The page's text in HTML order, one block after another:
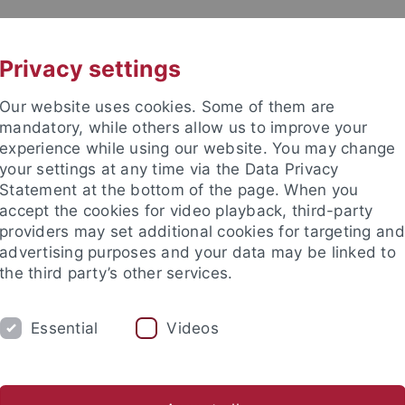
STUDIUM FORSCHUNG
Regelungen für Hausarbeiten und sonstige
Privacy settings
Our website uses cookies. Some of them are
mandatory, while others allow us to improve your
experience while using our website. You may change
your settings at any time via the Data Privacy
Statement at the bottom of the page. When you
accept the cookies for video playback, third-party
providers may set additional cookies for targeting and
advertising purposes and your data may be linked to
the third party’s other services.
Essential Videos